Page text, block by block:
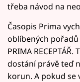
třeba návod na
Časopis Prima
oblíbených pořadů
PRIMA
dostání právě teď
korun. A pokud se